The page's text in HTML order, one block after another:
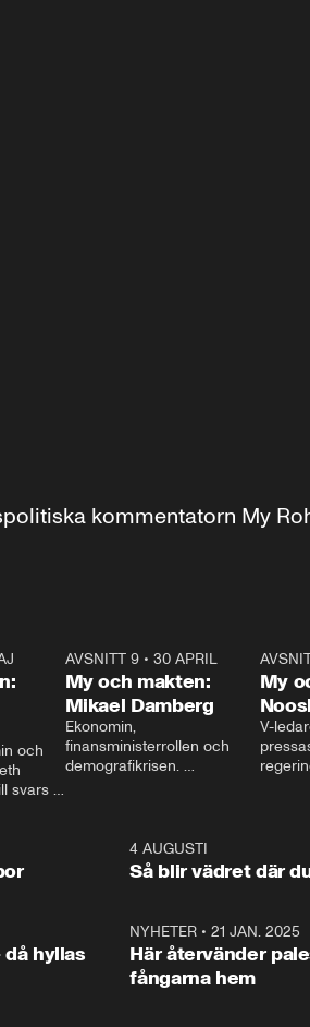
kommentatorn My
och
svars
AVSNITT 9• 30 APRIL
My och makten:
Mikael Damberg
Ekonomin,
finansministerrollen och
demografikrisen.
och Makten.
My
V-
– Vi
vara
1:064 AUGUSTI
Så blir vädret där
hyllas
NYHETER •21 JAN. 2025
Här återvänder
fångarna hem